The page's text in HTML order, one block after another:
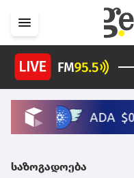
საზოგადოება